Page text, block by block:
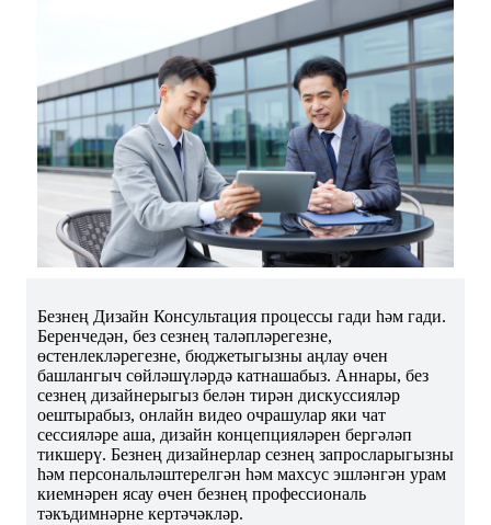
Безнең Дизайн Консультация процессы гади һәм гади.
Беренчедән, без сезнең таләпләрегезне,
өстенлекләрегезне, бюджетыгызны аңлау өчен
башлангыч сөйләшүләрдә катнашабыз. Аннары, без
сезнең дизайнерыгыз белән тирән дискуссияләр
оештырабыз, онлайн видео очрашулар яки чат
сессияләре аша, дизайн концепцияләрен бергәләп
тикшерү. Безнең дизайнерлар сезнең запросларыгызны
һәм персональләштерелгән һәм махсус эшләнгән урам
киемнәрен ясау өчен безнең профессиональ
тәкъдимнәрне кертәчәкләр.